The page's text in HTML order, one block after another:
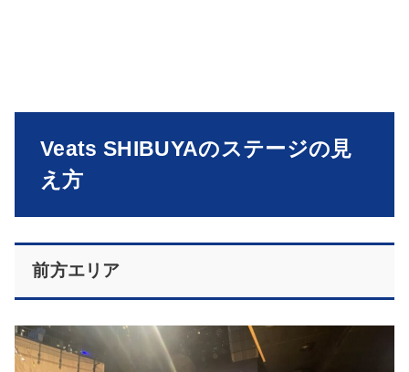
Veats SHIBUYAのステージの見
え方
前方エリア